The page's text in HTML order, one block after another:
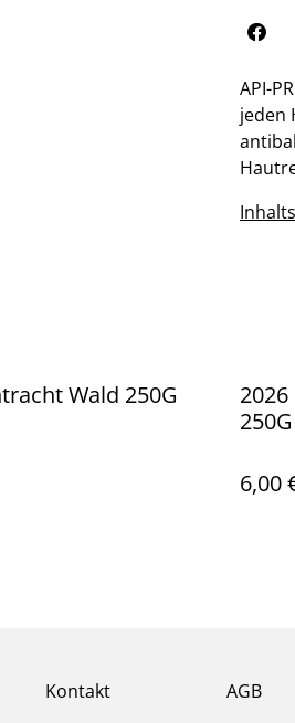
API-
jeden
Wald 250G
250G
6,00
Kontakt AGB